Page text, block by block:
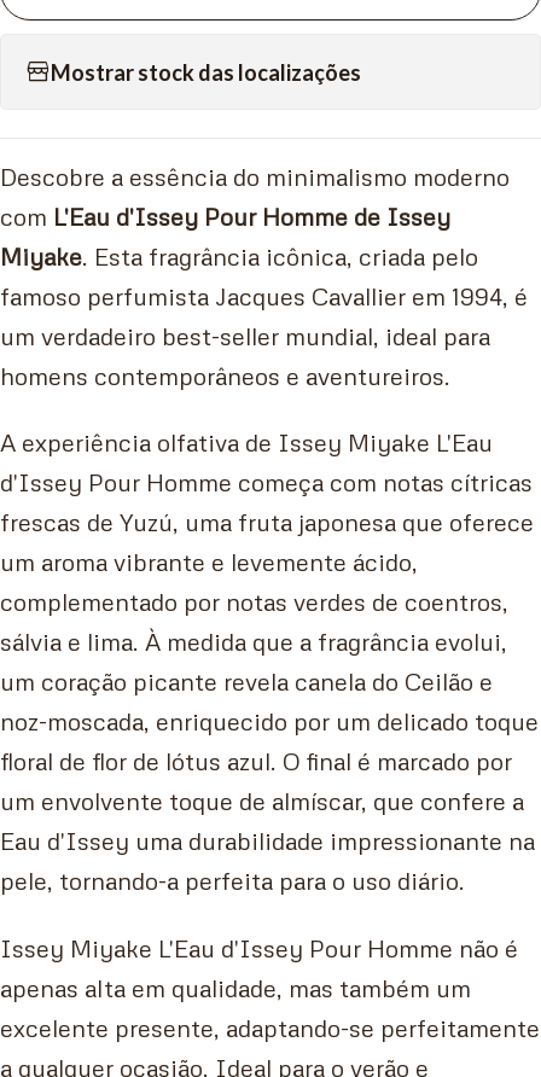
Mostrar stock das localizações
Descobre a essência do minimalismo moderno
com L'Eau d'Issey Pour Homme de Issey
Miyake . Esta fragrância icônica, criada pelo
famoso perfumista Jacques Cavallier em 1994, é
um verdadeiro best-seller mundial, ideal para
homens contemporâneos e aventureiros.
A experiência olfativa de Issey Miyake L'Eau
d'Issey Pour Homme começa com notas cítricas
frescas de Yuzú, uma fruta japonesa que oferece
um aroma vibrante e levemente ácido,
complementado por notas verdes de coentros,
sálvia e lima. À medida que a fragrância evolui,
um coração picante revela canela do Ceilão e
noz-moscada, enriquecido por um delicado toque
floral de flor de lótus azul. O final é marcado por
um envolvente toque de almíscar, que confere a
Eau d'Issey uma durabilidade impressionante na
pele, tornando-a perfeita para o uso diário.
Issey Miyake L'Eau d'Issey Pour Homme não é
apenas alta em qualidade, mas também um
excelente presente, adaptando-se perfeitamente
a qualquer ocasião. Ideal para o verão e